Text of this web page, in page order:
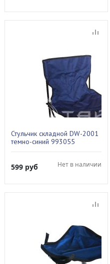
Стульчик складной DW-2001
темно-синий 993055
599 руб Нет в наличии